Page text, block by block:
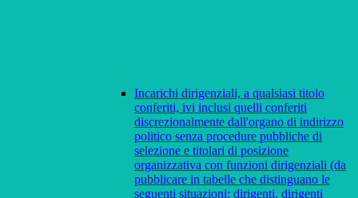
Incarichi dirigenziali, a qualsiasi titolo
conferiti, ivi inclusi quelli conferiti
discrezionalmente dall'organo di indirizzo
politico senza procedure pubbliche di
selezione e titolari di posizione
organizzativa con funzioni dirigenziali (da
pubblicare in tabelle che distinguano le
seguenti situazioni: dirigenti, dirigenti